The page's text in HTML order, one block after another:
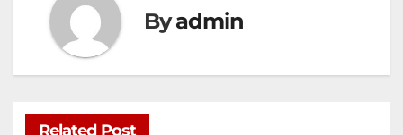
Byadmin
Related Post